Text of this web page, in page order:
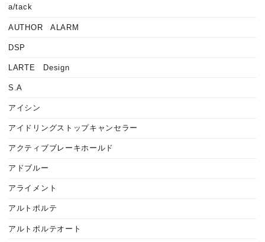
a/tack
AUTHOR ALARM
DSP
LARTE Design
S.A
アイシン
アイドリングストップキャンセラー
アクティブブレーキホールド
アドブルー
アライメント
アルトポルテ
アルトポルテオート